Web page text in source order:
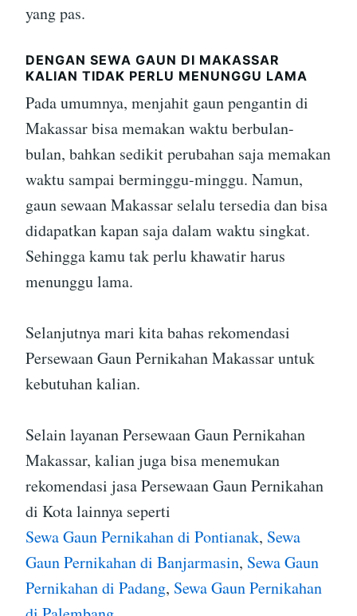
yang pas.
DENGAN SEWA GAUN DI MAKASSAR
KALIAN TIDAK PERLU MENUNGGU LAMA
Pada umumnya, menjahit gaun pengantin di
Makassar bisa memakan waktu berbulan-
bulan, bahkan sedikit perubahan saja memakan
waktu sampai berminggu-minggu. Namun,
gaun sewaan Makassar selalu tersedia dan bisa
didapatkan kapan saja dalam waktu singkat.
Sehingga kamu tak perlu khawatir harus
menunggu lama.
Selanjutnya mari kita bahas rekomendasi
Persewaan Gaun Pernikahan Makassar untuk
kebutuhan kalian.
Selain layanan Persewaan Gaun Pernikahan
Makassar, kalian juga bisa menemukan
rekomendasi jasa Persewaan Gaun Pernikahan
di Kota lainnya seperti
Sewa Gaun Pernikahan di Pontianak, Sewa
Gaun Pernikahan di Banjarmasin, Sewa Gaun
Pernikahan di Padang, Sewa Gaun Pernikahan